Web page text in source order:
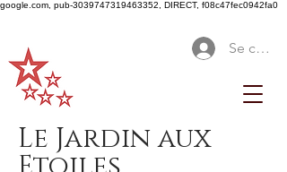
google.com, pub-3039747319463352, DIRECT, f08c47fec0942fa0
Se
Le Jardin aux